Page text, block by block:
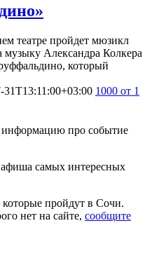
театре пройдет мюзикл
Александра Колкера
который
31T13:11:00+03:00 1000 от 1
про событие
самых интересных
пройдут в Сочи.
нет на сайте, сообщите